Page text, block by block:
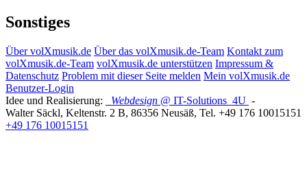
Sonstiges
Über volXmusik.de Über das volXmusik.de-Team Kontakt zum
volXmusik.de-Team volXmusik.de unterstützen Impressum &
Datenschutz Problem mit dieser Seite melden Mein volXmusik.de
Benutzer-Login
Idee und Realisierung:
Webdesign @ IT-Solutions 4U -
Walter Säckl, Keltenstr. 2 B, 86356 Neusäß, Tel. +49 176 10015151
+49 176 10015151